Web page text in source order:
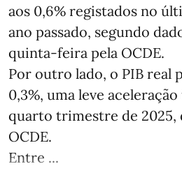
aos 0,6% registados no
ano passado, segundo
quinta-feira pela OCDE.
Por outro lado, o PIB real
0,3%, uma leve
quarto trimestre de 2025,
OCDE.
Entre ...